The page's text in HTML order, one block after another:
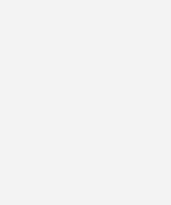
der
Installateur, je nach
aufeinander. Dadurch
Eine
oder Estrichleger ist
Montage. Die seit Juli 2017
und das „Zusammenspiel